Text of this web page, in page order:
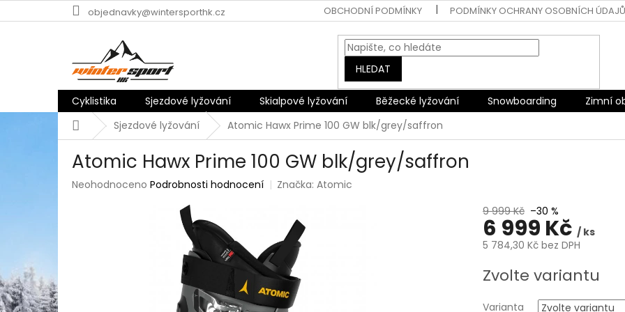
na
objednavky@wintersporthk.cz OBCHODNÍ PODMÍNKY PODMÍNKY OCHRANY OSOBNÍCH ÚDAJŮ
HLEDAT
Cyklistika Sjezdové lyžování Skialpové lyžování Běžecké lyžování Snowboarding Zimní
DomůSjezdové lyžování Atomic Hawx Prime 100 GW blk/grey/saffron
Atomic Hawx Prime 100 GW blk/grey/saffron
Průměrné
Neohodnoceno Podrobnosti hodnocení Značka:Atomic
9 999 Kč –30 %
6 999 Kč / ks
5 784,30 Kč bez DPH
cena:
Zvolte variantu
Varianta